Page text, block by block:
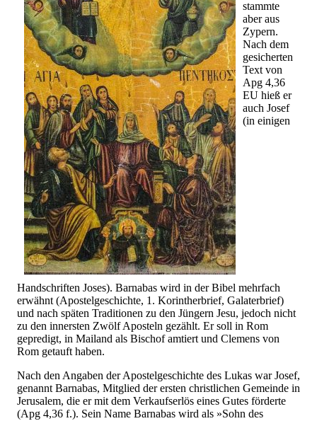
stammte
aber aus
Zypern.
Nach dem
gesicherten
Text von
Apg 4,36
EU hieß er
auch Josef
(in einigen
Handschriften Joses). Barnabas wird in der Bibel mehrfach
erwähnt (Apostelgeschichte, 1. Korintherbrief, Galaterbrief)
und nach späten Traditionen zu den Jüngern Jesu, jedoch nicht
zu den innersten Zwölf Aposteln gezählt. Er soll in Rom
gepredigt, in Mailand als Bischof amtiert und Clemens von
Rom getauft haben.
Nach den Angaben der Apostelgeschichte des Lukas war Josef,
genannt Barnabas, Mitglied der ersten christlichen Gemeinde in
Jerusalem, die er mit dem Verkaufserlös eines Gutes förderte
(Apg 4,36 f.). Sein Name Barnabas wird als »Sohn des